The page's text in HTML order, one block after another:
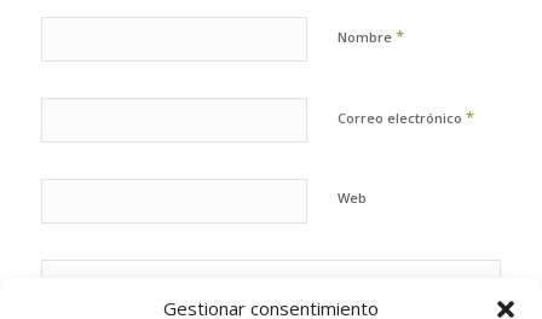
Gestionar consentimiento
Nombre *
Correo electrónico *
Web